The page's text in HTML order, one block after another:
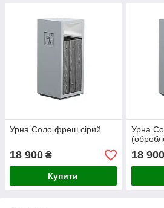
Урна Соло фреш сірий
18 900 ₴
Купити
Урна
18 900